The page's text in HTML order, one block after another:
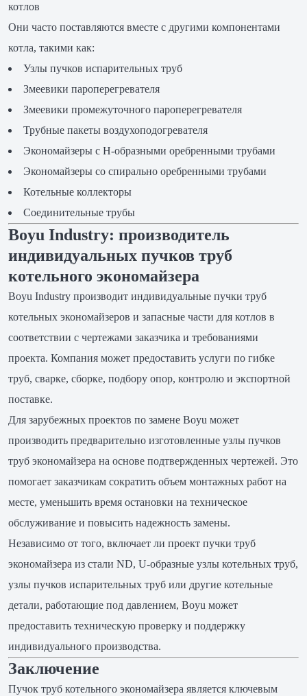
котлов
Они часто поставляются вместе с другими компонентами
котла, такими как:
Узлы пучков испарительных труб
Змеевики пароперегревателя
Змеевики промежуточного пароперегревателя
Трубные пакеты воздухоподогревателя
Экономайзеры с H-образными оребренными трубами
Экономайзеры со спирально оребренными трубами
Котельные коллекторы
Соединительные трубы
Boyu Industry: производитель
индивидуальных пучков труб
котельного экономайзера
Boyu Industry производит индивидуальные пучки труб
котельных экономайзеров и запасные части для котлов в
соответствии с чертежами заказчика и требованиями
проекта. Компания может предоставить услуги по гибке
труб, сварке, сборке, подбору опор, контролю и экспортной
поставке.
Для зарубежных проектов по замене Boyu может
производить предварительно изготовленные узлы пучков
труб экономайзера на основе подтвержденных чертежей. Это
помогает заказчикам сократить объем монтажных работ на
месте, уменьшить время остановки на техническое
обслуживание и повысить надежность замены.
Независимо от того, включает ли проект пучки труб
экономайзера из стали ND, U-образные узлы котельных труб,
узлы пучков испарительных труб или другие котельные
детали, работающие под давлением, Boyu может
предоставить техническую проверку и поддержку
индивидуального производства.
Заключение
Пучок труб котельного экономайзера является ключевым